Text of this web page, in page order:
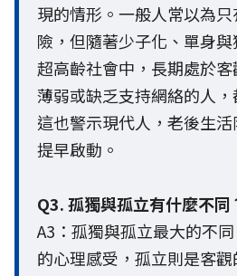
現的情形。一般人常以為
險，但隨著少子化、單身
超高齡社會中，長期處於
薄弱或缺乏支持網絡的人，
這也警示現代人，老後生
提早啟動。
Q3. 孤獨與孤立有什麼不同
A3：孤獨與孤立最大的不
的心理感受，孤立則是客觀